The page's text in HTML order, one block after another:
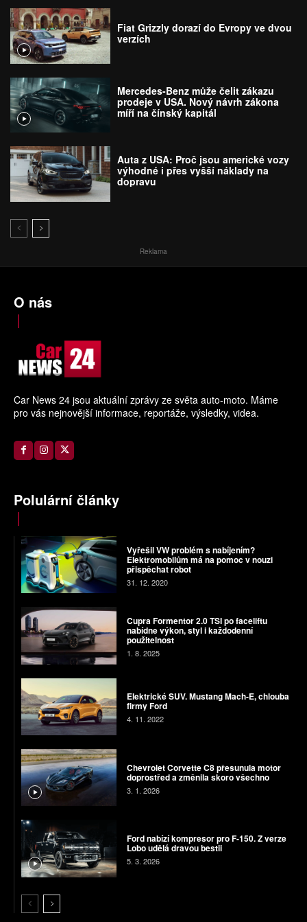
Fiat Grizzly dorazí do Evropy ve dvou
verzích
Mercedes-Benz může čelit zákazu
prodeje v USA. Nový návrh zákona
míří na čínský kapitál
Auta z USA: Proč jsou americké vozy
výhodné i přes vyšší náklady na
dopravu
Reklama
O nás
Car News 24 jsou aktuální zprávy ze světa auto-moto. Máme
pro vás nejnovější informace, reportáže, výsledky, videa.
Polulární články
Vyřešil VW problém s nabíjením?
Elektromobilům má na pomoc v nouzi
přispěchat robot
31. 12. 2020
Cupra Formentor 2.0 TSI po faceliftu
nabídne výkon, styl i každodenní
použitelnost
1. 8. 2025
Elektrické SUV. Mustang Mach-E, chlouba
firmy Ford
4. 11. 2022
Chevrolet Corvette C8 přesunula motor
doprostřed a změnila skoro všechno
3. 1. 2026
Ford nabízí kompresor pro F-150. Z verze
Lobo udělá dravou bestii
5. 3. 2026